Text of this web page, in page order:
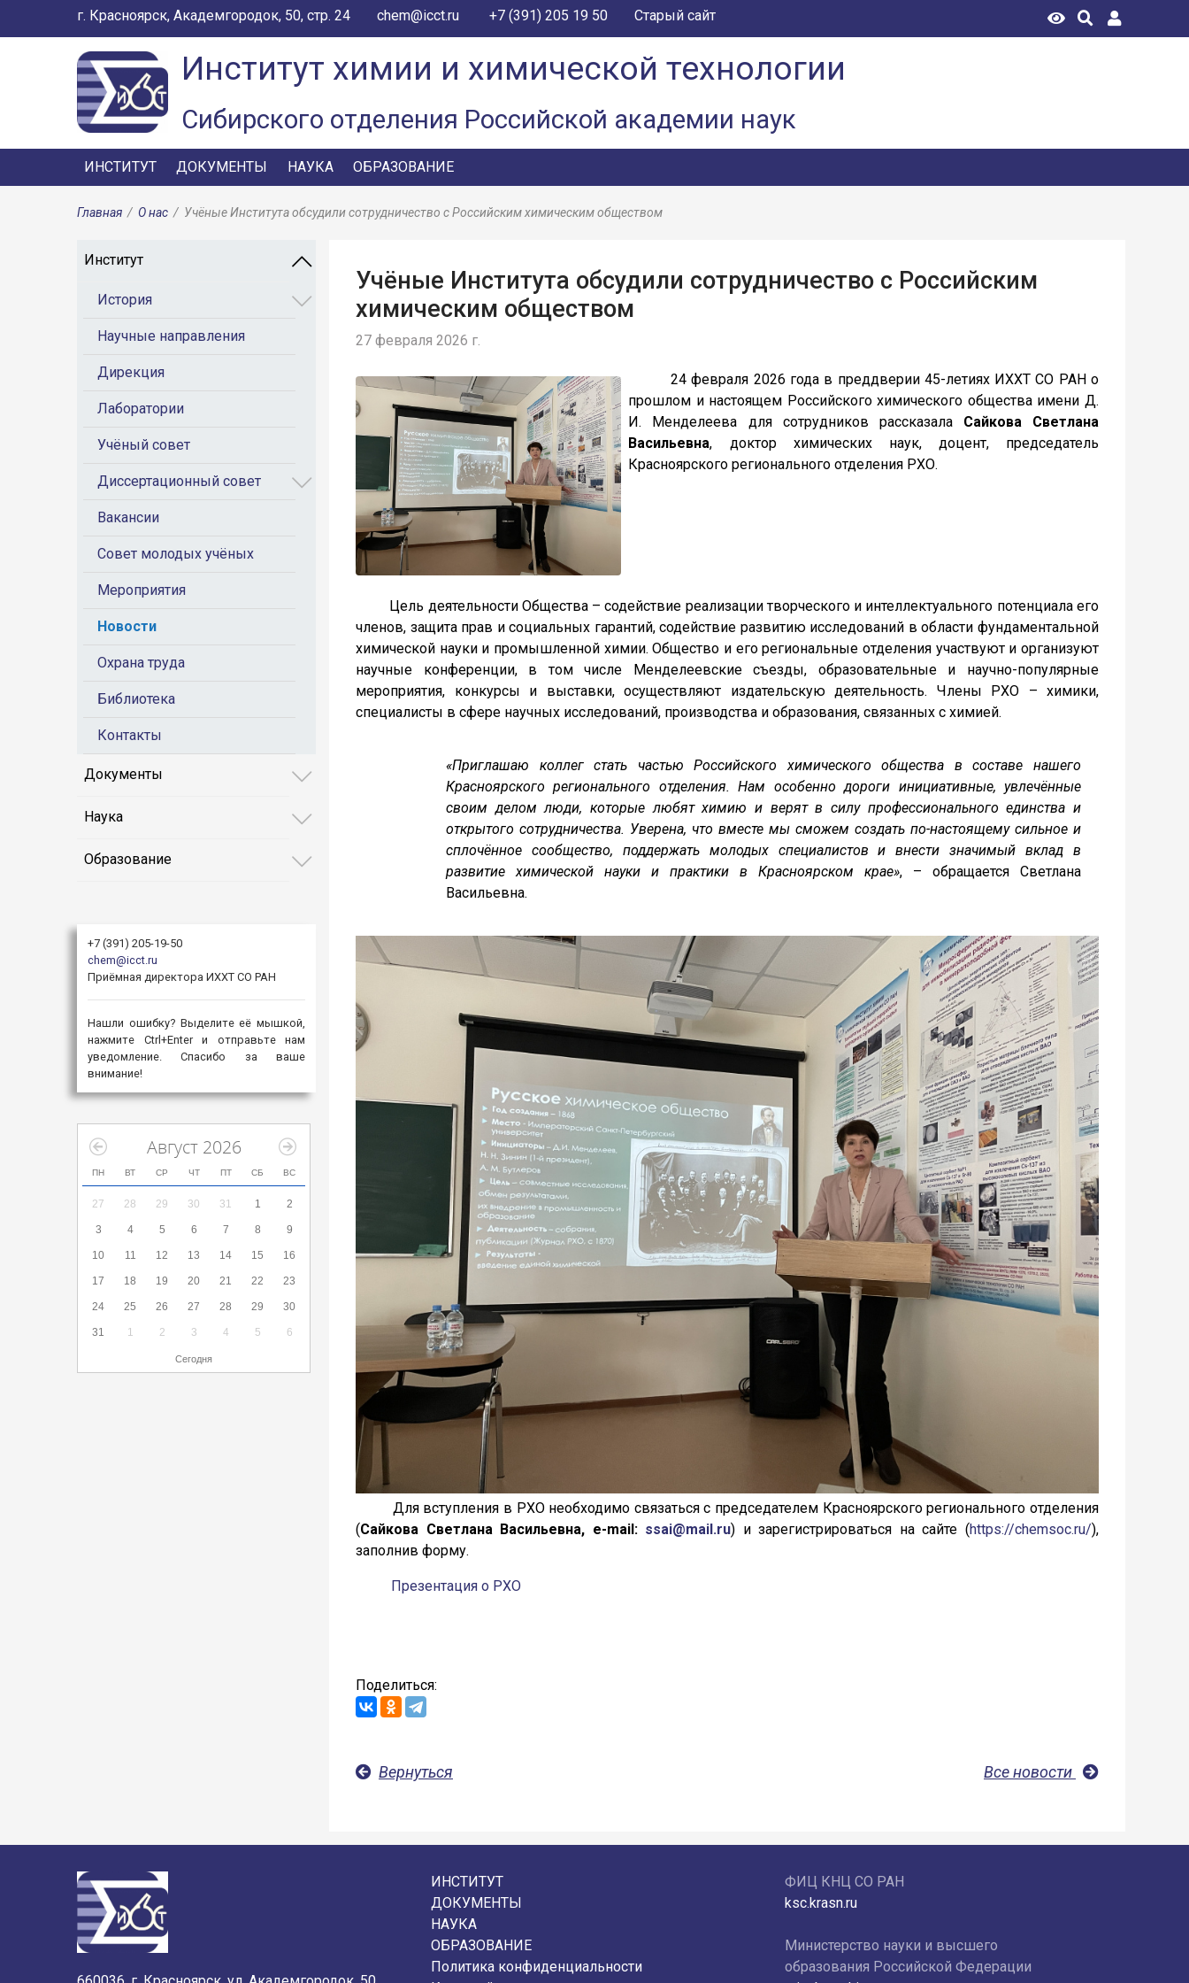
г. Красноярск, Академгородок, 50, стр. 24 chem@icct.ru +7 (391) 205 19 50 Старый сайт
Институт химии и химической технологии
Сибирского отделения Российской академии наук
ИНСТИТУТ ДОКУМЕНТЫ НАУКА ОБРАЗОВАНИЕ
Главная / О нас / Учёные Института обсудили сотрудничество с Российским химическим обществом
Институт
История
Научные направления
Дирекция
Лаборатории
Учёный совет
Диссертационный совет
Вакансии
Совет молодых учёных
Мероприятия
Новости
Охрана труда
Библиотека
Контакты
Документы
Наука
Образование
+7 (391) 205-19-50
chem@icct.ru
Приёмная директора ИХХТ СО РАН
Нашли ошибку? Выделите её мышкой,
нажмите Ctrl+Enter и отправьте нам
уведомление. Спасибо за ваше
внимание!
Август 2026
ПН ВТ СР ЧТ ПТ СБ ВС
27 28 29 30 31 1 2
3 4 5 6 7 8 9
10 11 12 13 14 15 16
17 18 19 20 21 22 23
24 25 26 27 28 29 30
31 1 2 3 4 5 6
Сегодня
Учёные Института обсудили сотрудничество с Российским
химическим обществом
27 февраля 2026 г.
24 февраля 2026 года в преддверии 45-летиях ИХХТ СО РАН о
прошлом и настоящем Российского химического общества имени Д.
И. Менделеева для сотрудников рассказала Сайкова Светлана
Васильевна, доктор химических наук, доцент, председатель
Красноярского регионального отделения РХО.
Цель деятельности Общества – содействие реализации творческого и интеллектуального потенциала его
членов, защита прав и социальных гарантий, содействие развитию исследований в области фундаментальной
химической науки и промышленной химии. Общество и его региональные отделения участвуют и организуют
научные конференции, в том числе Менделеевские съезды, образовательные и научно-популярные
мероприятия, конкурсы и выставки, осуществляют издательскую деятельность. Члены РХО – химики,
специалисты в сфере научных исследований, производства и образования, связанных с химией.
«Приглашаю коллег стать частью Российского химического общества в составе нашего
Красноярского регионального отделения. Нам особенно дороги инициативные, увлечённые
своим делом люди, которые любят химию и верят в силу профессионального единства и
открытого сотрудничества. Уверена, что вместе мы сможем создать по-настоящему сильное и
сплочённое сообщество, поддержать молодых специалистов и внести значимый вклад в
развитие химической науки и практики в Красноярском крае», – обращается Светлана
Васильевна.
Для вступления в РХО необходимо связаться с председателем Красноярского регионального отделения
(Сайкова Светлана Васильевна, e-mail: ssai@mail.ru) и зарегистрироваться на сайте (https://chemsoc.ru/),
заполнив форму.
Презентация о РХО
Поделиться:
Вернуться Все новости
ИНСТИТУТ
ДОКУМЕНТЫ
НАУКА
ОБРАЗОВАНИЕ
Политика конфиденциальности
ФИЦ КНЦ СО РАН
ksc.krasn.ru
Министерство науки и высшего
образования Российской Федерации